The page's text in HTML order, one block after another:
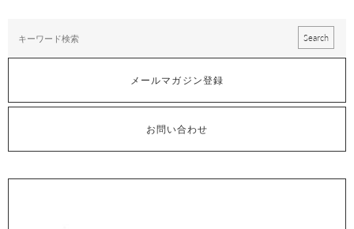
メールマガジン登録
お問い合わせ